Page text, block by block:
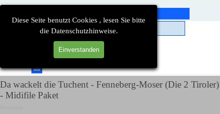
Diese Seite benutzt Cookies , lesen Sie bitte
die Datenschutzhinweise.
Einverstanden
Direkt zum Seiteninhalt
Menü überspringen
Da wackelt die Tuchent - Fenneberg-Moser (Die 2 Tiroler)
- Midifile Paket